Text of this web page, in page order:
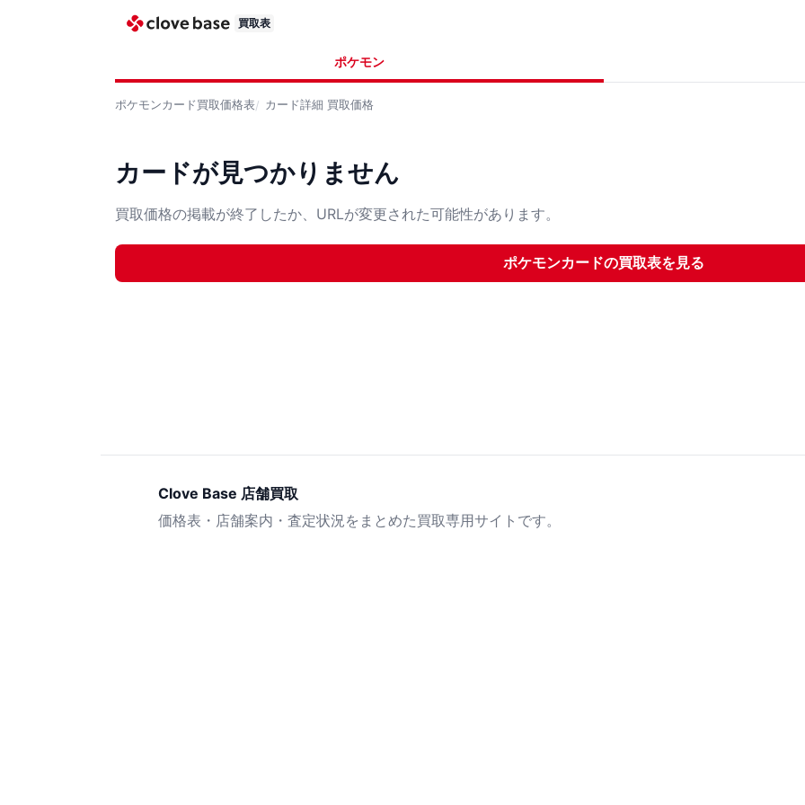
買取表
ポケモン
ポケモンカード買取価格表 カード詳細 買取価格
カードが見つかりません
買取価格の掲載が終了したか、URLが変更された可能性があります。
ポケモンカードの買取表を見る
Clove Base 店舗買取
価格表・店舗案内・査定状況をまとめた買取専用サイトです。